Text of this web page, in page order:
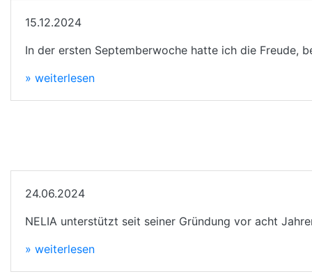
15.12.2024
In der ersten Septemberwoche hatte ich die Freude,
» weiterlesen
24.06.2024
NELIA unterstützt seit seiner Gründung vor acht
» weiterlesen